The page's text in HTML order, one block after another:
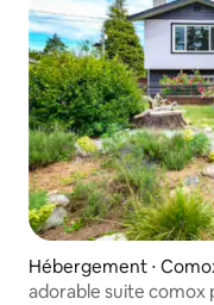
Hébergement ⋅
adorable suite comox